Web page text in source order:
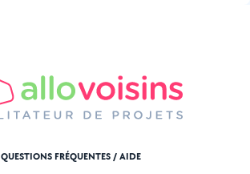
QUESTIONS FRÉQUENTES / AIDE